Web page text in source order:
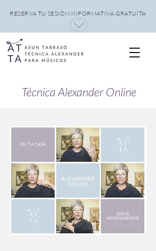
RESERVA TU SESIÓN INFORMATIVA GRATUÍTA
Técnica Alexander Online